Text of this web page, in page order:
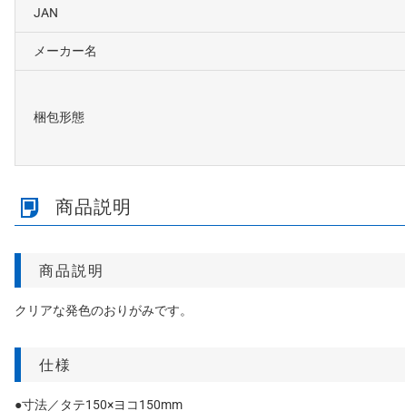
JAN
メーカー名
梱包形態
商品説明
商品説明
クリアな発色のおりがみです。
仕様
●寸法／タテ150×ヨコ150mm